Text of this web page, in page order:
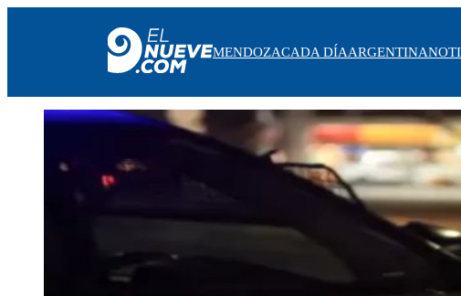
ARGENTINA
MENDOZACADA DÍAARGENTINA